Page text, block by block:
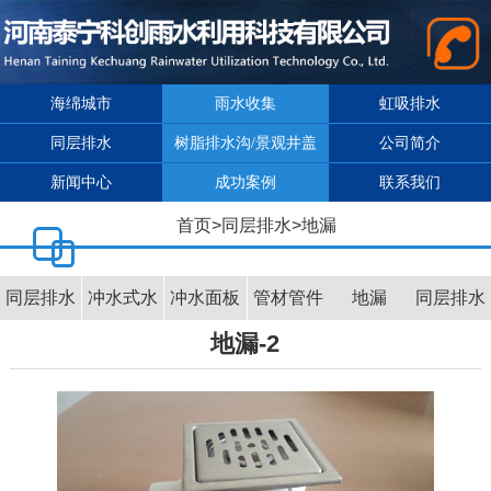
海绵城市 雨水收集 虹吸排水
同层排水 树脂排水沟/景观井盖 公司简介
新闻中心 成功案例 联系我们
首页>同层排水>地漏
同层排水 冲水式水 冲水面板 管材管件 地漏 同层排水
地漏-2